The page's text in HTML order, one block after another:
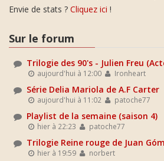
Envie de stats ? Cliquez ici !
Sur le forum
Trilogie des 90's - Julien Freu
aujourd'hui à 12:00 Ironheart
Série Delia Mariola de A.F Carter
aujourd'hui à 11:02 patoche77
Playlist de la semaine (saison 4)
hier à 22:23 patoche77
Trilogie Reine rouge de Juan
hier à 19:59 norbert